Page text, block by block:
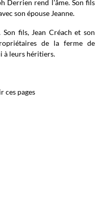
Derrien rend l'âme. Son fils
son épouse Jeanne.
fils, Jean Créach et son
de la ferme de
à leurs héritiers.
ces pages